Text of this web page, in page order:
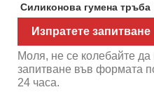
Силиконова гумена тръба
Изпратете запитване
Моля, не се колебайте да
запитване във формата
24 часа.